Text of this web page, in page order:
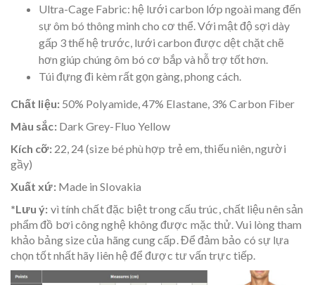
Ultra-Cage Fabric: hệ lưới carbon lớp ngoài mang đến
sự ôm bó thông minh cho cơ thể. Với mật độ sợi dày
gấp 3 thế hệ trước, lưới carbon được dệt chặt chẽ
hơn giúp chúng ôm bó cơ bắp và hỗ trợ tốt hơn.
Túi đựng đi kèm rất gọn gàng, phong cách.
Chất liệu: 50% Polyamide, 47% Elastane, 3% Carbon Fiber
Màu sắc:Dark Grey-Fluo Yellow
Kích cỡ:22, 24 (size bé phù hợp trẻ em, thiếu niên, người
gầy)
Xuất xứ:Made in Slovakia
*Lưu ý: vì tính chất đặc biệt trong cấu trúc, chất liệu nên sản
phẩm đồ bơi công nghệ không được mặc thử. Vui lòng tham
khảo bảng size của hãng cung cấp. Để đảm bảo có sự lựa
chọn tốt nhất hãy liên hệ để được tư vấn trực tiếp.